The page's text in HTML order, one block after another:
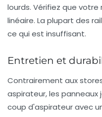
lourds. Vérifiez que
linéaire. La plupart des
ce qui est insuffisant.
Entretien et
Contrairement aux
aspirateur, les
coup d'aspirateur avec